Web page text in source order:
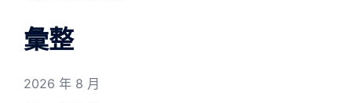
彙整
2026 年 8 月